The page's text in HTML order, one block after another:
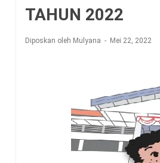
TAHUN 2022
Diposkan oleh Mulyana Mei 22, 2022